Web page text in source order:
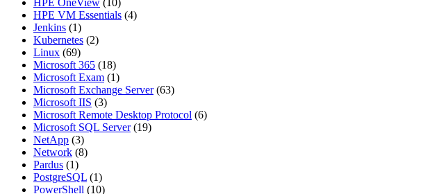
HPE OneView (10)
HPE VM Essentials (4)
Jenkins (1)
Kubernetes (2)
Linux (69)
Microsoft 365 (18)
Microsoft Exam (1)
Microsoft Exchange Server(63)
Microsoft IIS (3)
Microsoft Remote Desktop Protocol (6)
Microsoft SQL Server(19)
NetApp (3)
Network (8)
Pardus (1)
PostgreSQL (1)
PowerShell (10)